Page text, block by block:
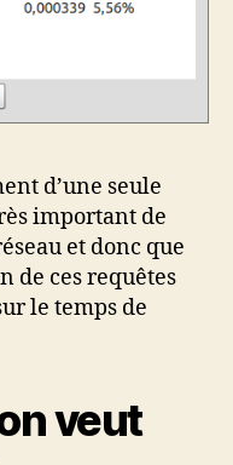
d’une seule
important de
et donc que
de ces requêtes
le temps de
veut